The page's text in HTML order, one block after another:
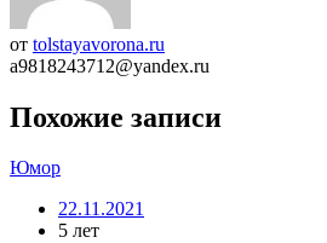
от tolstayavorona.ru
a9818243712@yandex.ru
Похожие записи
Юмор
22.11.2021
5 лет